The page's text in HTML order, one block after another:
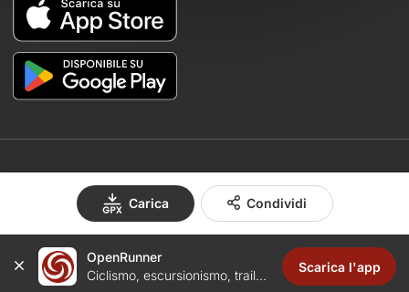
Carica Condividi
Crea un account
OpenRunner
Ciclismo, escursionismo, trail...
Scarica l'app